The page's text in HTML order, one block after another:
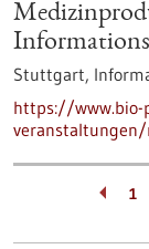
Stuttgart,
https://www.bio-
1